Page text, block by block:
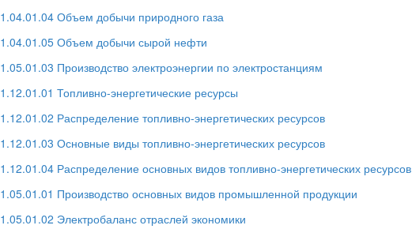
1.04.01.04 Объем добычи природного газа
1.04.01.05 Объем добычи сырой нефти
1.05.01.03 Производство электроэнергии по электростанциям
1.12.01.01 Топливно-энергетические ресурсы
1.12.01.02 Распределение топливно-энергетических ресурсов
1.12.01.03 Основные виды топливно-энергетических ресурсов
1.12.01.04 Распределение основных видов топливно-энергетических ресурсов
1.05.01.01 Производство основных видов промышленной продукции
1.05.01.02 Электробаланс отраслей экономики